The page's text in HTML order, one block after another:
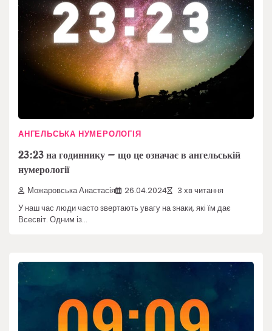
АНГЕЛЬСЬКА НУМЕРОЛОГІЯ
23:23 на годиннику – що це означає в ангельській
нумерології
Можаровська Анастасія 26.04.2024 3 хв читання
У наш час люди часто звертають увагу на знаки, які їм дає
Всесвіт. Одним із…